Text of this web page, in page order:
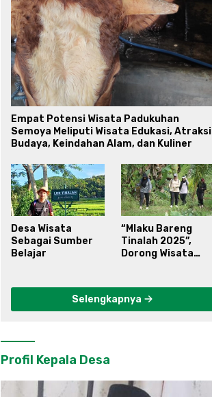
Empat Potensi Wisata Padukuhan
Semoya Meliputi Wisata Edukasi, Atraksi
Budaya, Keindahan Alam, dan Kuliner
Desa Wisata
Sebagai Sumber
Belajar
“Mlaku Bareng
Tinalah 2025”,
Dorong Wisata
Selengkapnya
Profil Kepala Desa